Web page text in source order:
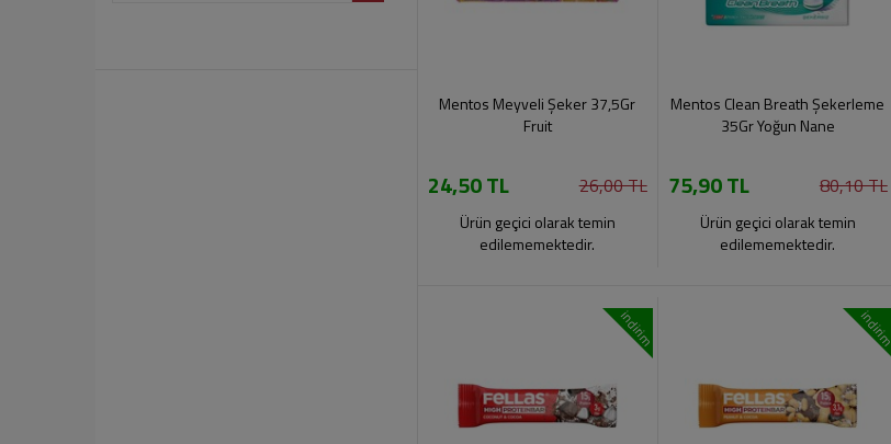
Mentos Meyveli Şeker 37,5Gr
Fruit
24,50 TL 26,00 TL
Ürün geçici olarak temin
edilememektedir.
Mentos Clean Breath Şekerleme
35Gr Yoğun Nane
75,90 TL 80,10 TL
Ürün geçici olarak temin
edilememektedir.
indirim indirim